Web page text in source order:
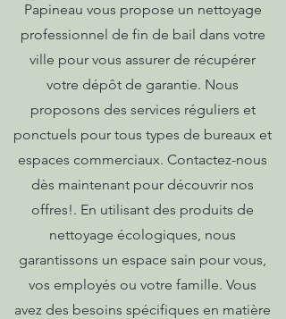
Papineau vous propose un nettoyage
professionnel de fin de bail dans votre
ville pour vous assurer de récupérer
votre dépôt de garantie. Nous
proposons des services réguliers et
ponctuels pour tous types de bureaux et
espaces commerciaux. Contactez-nous
dès maintenant pour découvrir nos
offres!. En utilisant des produits de
nettoyage écologiques, nous
garantissons un espace sain pour vous,
vos employés ou votre famille. Vous
avez des besoins spécifiques en matière